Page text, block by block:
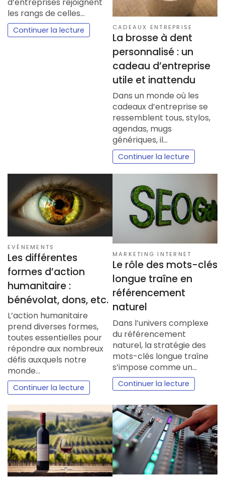
d’entreprises rejoignent
les rangs de celles…
Continuer la lecture CADEAUX ENTREPRISE
La brosse à dent
personnalisé : un
cadeau d’entreprise
utile et inattendu
Dans un monde où les
cadeaux d’entreprise se
ressemblent tous, stylos,
agendas, mugs
génériques, il…
Continuer la lecture
EVÈNEMENTS
Les différentes
formes d’action
humanitaire :
bénévolat, dons, etc.
L’action humanitaire
prend diverses formes,
toutes essentielles pour
répondre aux nombreux
défis auxquels notre
monde…
Continuer la lecture
MARKETING INTERNET
Le rôle des mots-clés
longue traîne en
référencement
naturel
Dans l’univers complexe
du référencement
naturel, la stratégie des
mots-clés longue traîne
s’impose comme un…
Continuer la lecture